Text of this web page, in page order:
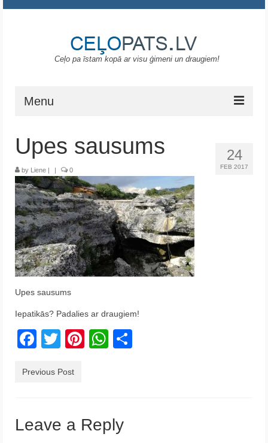
Ceļo pa īstam kopā ar visu ģimeni un draugiem!
Menu
Gruzija
Portugāle
ASV
Melnkalne
Grieķija
Austrija
Indonēzija
24
FEB 2017
Upes sausums
by Liene | | 0
Upes sausums
Iepatikās? Padalies ar draugiem!
Facebook
TwitterPinterest
WhatsApp
Previous Post
Leave a Reply